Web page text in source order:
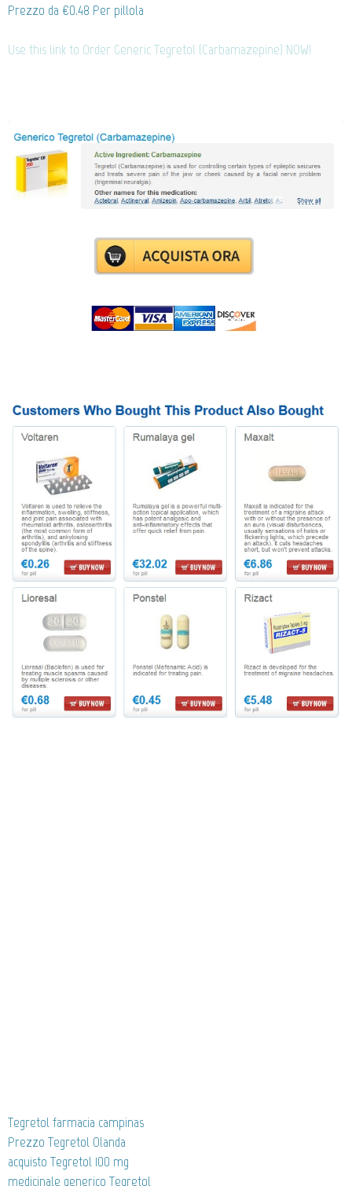
Prezzo da €0.48 Per pillola
Use this link to Order Generic Tegretol (Carbamazepine) NOW!
Tegretol farmacia campinas
Prezzo Tegretol Olanda
acquisto Tegretol 100 mg
medicinale generico Tegretol